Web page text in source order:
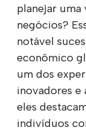
planejar
negócios?
notável
econômico
um dos
inovadores e
eles
indivíduos